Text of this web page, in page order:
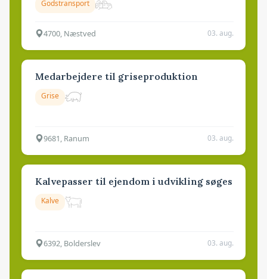
Godstransport
4700, Næstved 03. aug.
Medarbejdere til griseproduktion
Grise
9681, Ranum 03. aug.
Kalvepasser til ejendom i udvikling søges
Kalve
6392, Bolderslev 03. aug.